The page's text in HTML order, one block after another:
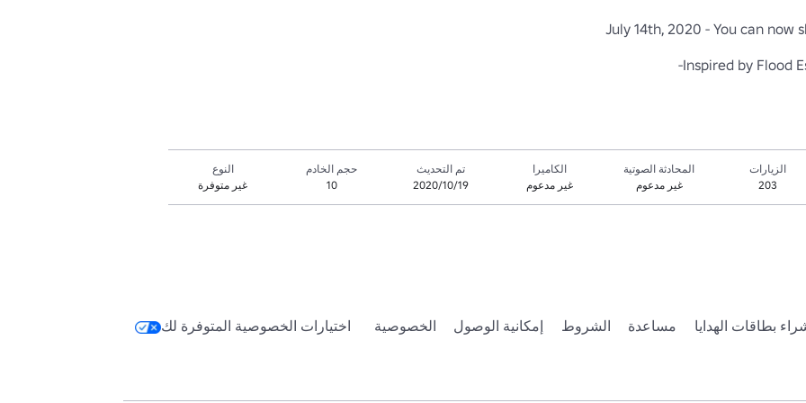
الزيارات
203
المحادثة الصوتية
غير مدعوم
الكاميرا
غير مدعوم
تم التحديث
19‏/10‏/2020
حجم الخادم
10
النوع
غير متوفرة
بطاقات الهدايا مساعدة الشروط إمكانية الوصول الخصوصية اختيارات الخصوصية المتوفرة لك